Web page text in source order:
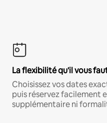
La flexibilité qu'il vous
Choisissez vos dates
puis réservez facilement
supplémentaire ni